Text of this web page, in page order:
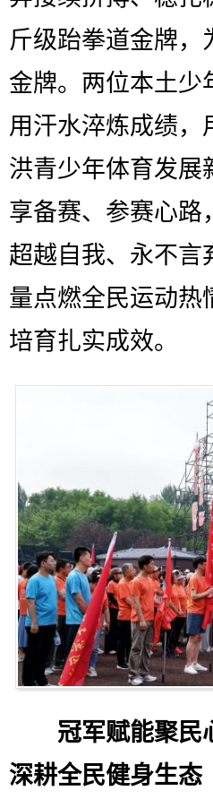
斤级跆拳道金牌，
金牌。两位本土少
用汗水淬炼成绩，
洪青少年体育发展
享备赛、参赛心路
超越自我、永不言
量点燃全民运动热
培育扎实成效。
冠军赋能聚民
深耕全民健身生态